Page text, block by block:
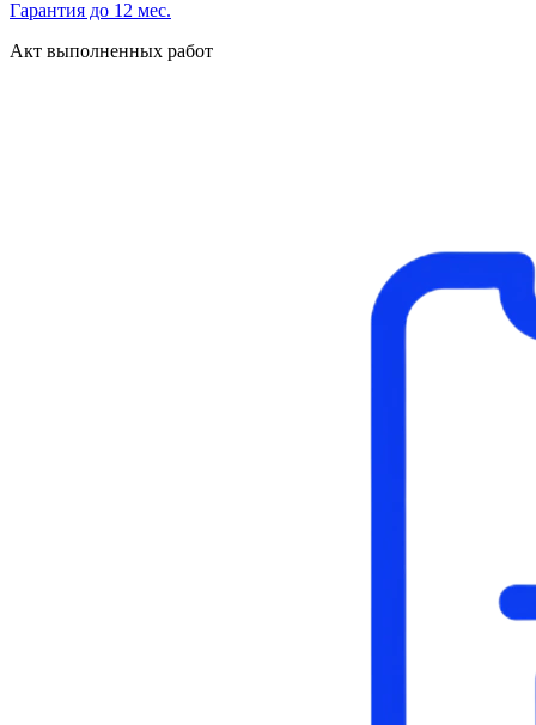
Гарантия до 12 мес.
Акт выполненных работ